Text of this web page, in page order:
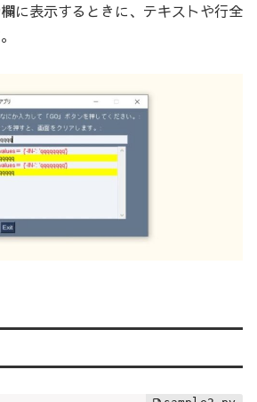
に表示するときに、テキストや行全